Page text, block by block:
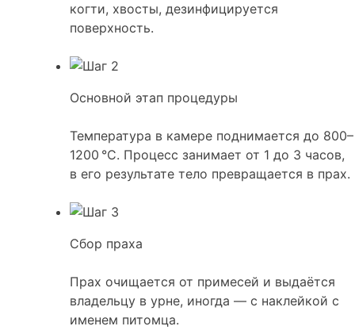
когти, хвосты, дезинфицируется
поверхность.
Основной этап процедуры
Температура в камере поднимается до 800–
1200 °C. Процесс занимает от 1 до 3 часов,
в его результате тело превращается в прах.
Сбор праха
Прах очищается от примесей и выдаётся
владельцу в урне, иногда — с наклейкой с
именем питомца.